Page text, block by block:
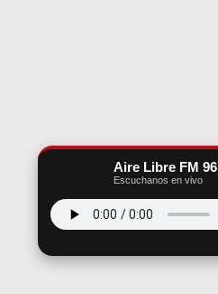
Aire Libre FM
Escuchanos en vivo